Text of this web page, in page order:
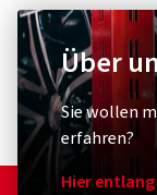
Über
Sie wollen
erfahren?
Hier entlang